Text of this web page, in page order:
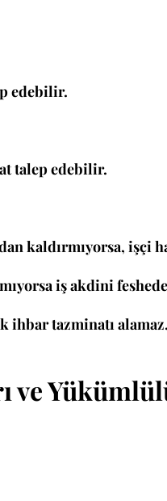
edebilir.
talep edebilir.
kaldırmıyorsa,
iş akdini
ihbar tazminatı alamaz.
ve